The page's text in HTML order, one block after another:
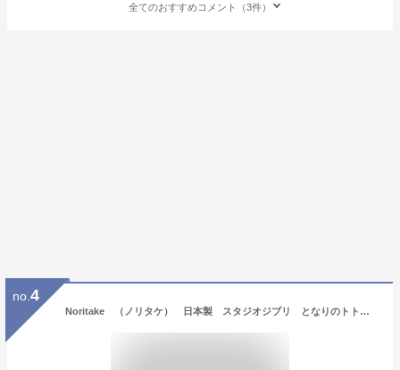
全てのおすすめコメント（3件）
no. 4
Noritake （ノリタケ） 日本製 スタジオジブリ となりのトトロ 3〜4月 たんぽぽ編 たっぷりミルクティーカップ＆ソーサー （トトロ専用BOX入り レンジOK） 【人気 ギフト 各種御祝 各種内祝】